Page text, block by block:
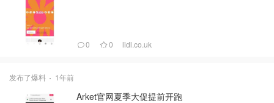
0 0 lidl.co.uk
发布了爆料 1年前
Arket官网夏季大促提前开跑